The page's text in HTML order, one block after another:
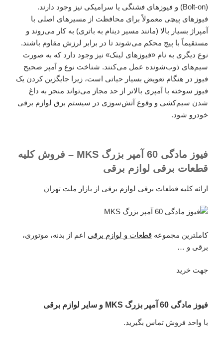
(Bolt-on) و فیوزهای فشنگی یا سرامیکی نیز وجود دارند.
فیوزهای پیچی معمولاً برای محافظت از مسیرهای اصلی با
آمپراژ بسیار بالا (مانند مسیر دینام به باتری) به کار می‌روند و
مستقیماً با پیچ محکم می‌شوند تا در برابر لرزش مقاوم باشند.
نوع دیگری به نام «فیوزهای لینک» نیز وجود دارد که به صورت
سیم‌های ذوب‌شونده عمل می‌کنند. شناخت نوع و آمپر صحیح
فیوز در هنگام تعویض بسیار حیاتی است، زیرا جایگزین کردن یک
فیوز سوخته با آمپری بالاتر از حد مجاز می‌تواند منجر به داغ
شدن سیم‌کشی و وقوع آتش‌سوزی در سیستم برق لوازم برقی
خودرو شود.
فیوز مادگی 60 آمپر بزرگ MKS – فروش کلیه
قطعات برقی لوازم برقی
ارائه کلیه قطعات برقی لوازم برقی از بازار ملت تهران
کاملترین مجموعه قطعات و لوازم برقی اعم از بدنه، موتوری،
برقی و …
جهت خرید
فیوز مادگی 60 آمپر بزرگ MKS و سایر لوازم برقی
با واحد فروش تماس بگیرید.